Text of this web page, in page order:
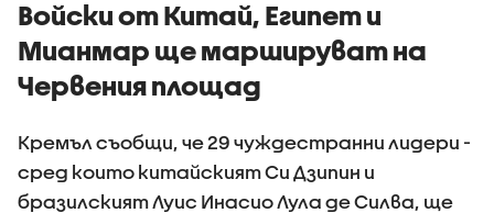
Войски от Китай, Египет и
Мианмар ще маршируват на
Червения площад
Кремъл съобщи, че 29 чуждестранни лидери -
сред които китайският Си Дзипин и
бразилският Луис Инасио Лула де Силва, ще